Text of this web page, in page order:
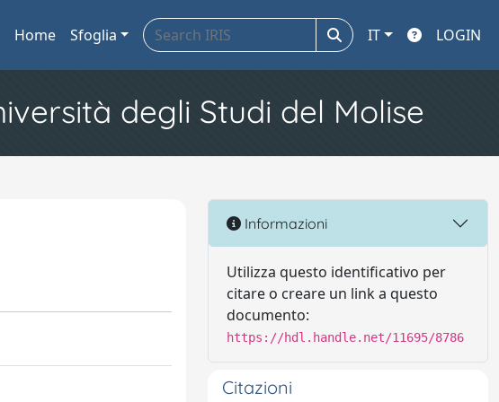
Home Sfoglia IT LOGIN
degli Studi del Molise
Informazioni
Utilizza questo identificativo per
citare o creare un link a questo
documento:
https://hdl.handle.net/11695/8786
Citazioni